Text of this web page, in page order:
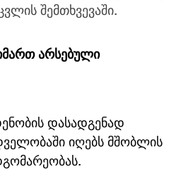
შემთხვევაში.
არსებული
დასადგენად
იღებს მშობლის